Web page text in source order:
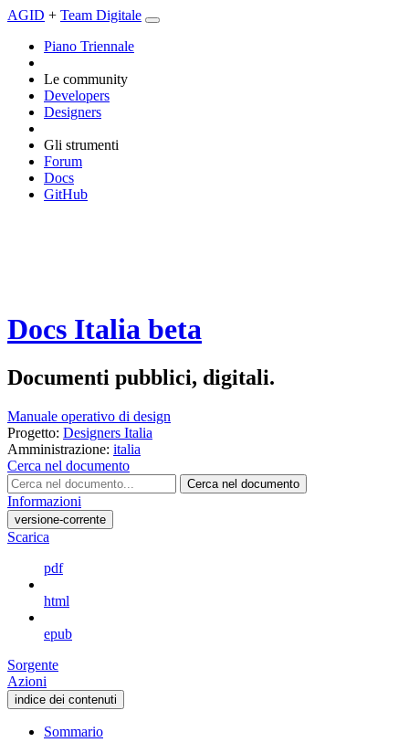
AGID + Team Digitale
Piano Triennale
Le community
Developers
Designers
Gli strumenti
Forum
Docs
GitHub
Docs Italia beta
Documenti pubblici, digitali.
Manuale operativo di design
Progetto: Designers Italia
Amministrazione: italia
Cerca nel documento
Cerca nel documento
Informazioni
versione-corrente
Scarica
pdf
html
epub
Sorgente
Azioni
indice dei contenuti
Sommario